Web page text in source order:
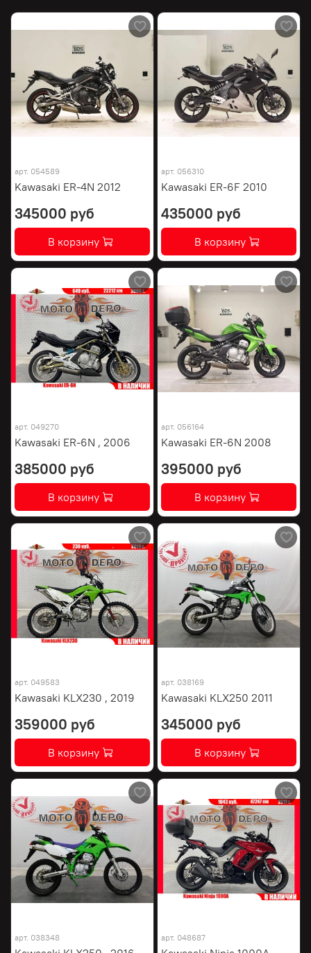
арт. 054589
Kawasaki ER-4N 2012
345000 руб
В корзину
арт. 056310
Kawasaki ER-6F 2010
435000 руб
В корзину
арт. 049270
Kawasaki ER-6N , 2006
385000 руб
В корзину
арт. 056164
Kawasaki ER-6N 2008
395000 руб
В корзину
арт. 049583
Kawasaki KLX230 , 2019
359000 руб
В корзину
арт. 038169
Kawasaki KLX250 2011
345000 руб
В корзину
арт. 038348 арт. 048687